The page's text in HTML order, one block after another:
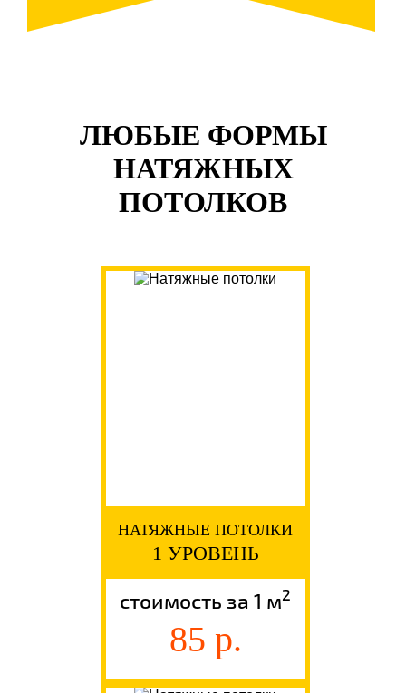
ЛЮБЫЕ ФОРМЫ
НАТЯЖНЫХ
ПОТОЛКОВ
НАТЯЖНЫЕ ПОТОЛКИ
1 УРОВЕНЬ
стоимость за 1 м2
85 р.